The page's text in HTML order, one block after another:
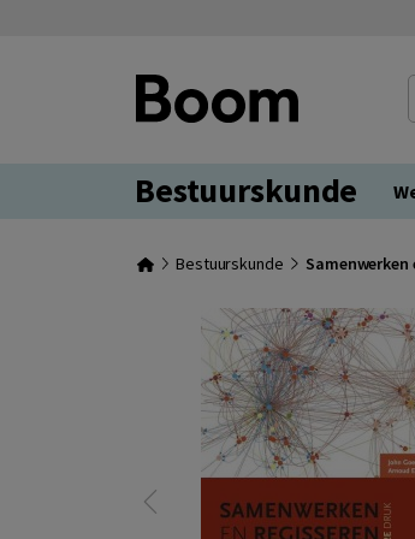
Bestuurskunde
Bestuurskunde Samenwerken